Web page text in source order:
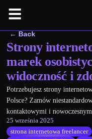
← Back
Strony
marek
widoczność i
Potrzebujesz strony
Polsce? Zamów
kontaktowymi i
25 września 2025
strona internetowa freelancer